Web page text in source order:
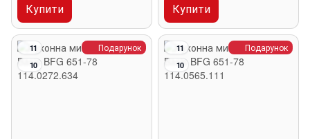
Купити Купити
Подарунок
11
10
Подарунок
11
10